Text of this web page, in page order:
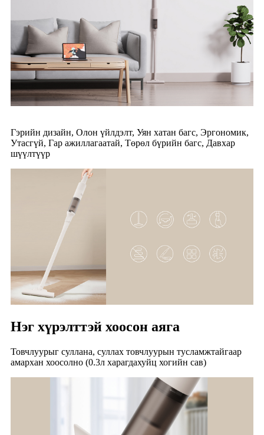
Гэрийн дизайн, Олон үйлдэлт, Уян хатан багс, Эргономик,
Утасгүй, Гар ажиллагаатай, Төрөл бүрийн багс, Давхар
шүүлтүүр
Нэг хүрэлттэй хоосон аяга
Товчлуурыг суллана, суллах товчлуурын тусламжтайгаар
амархан хоосолно (0.3л харагдахуйц хогийн сав)